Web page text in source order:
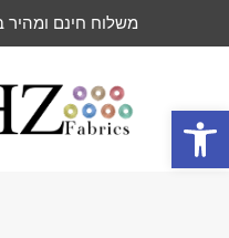
פתח סרגל נגישות
משלוח חינם ומהיר